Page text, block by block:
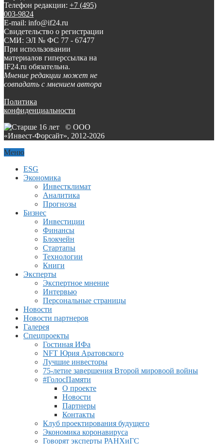
Телефон редакции: +7 (495)
003-9824
E-mail: info@if24.ru
Свидетельство о регистрации
СМИ: ЭЛ № ФС 77 - 67477
При использовании
материалов гиперссылка на
IF24.ru обязательна.
Мнение редакции может не
совпадать с мнением автора
Политика
конфиденциальности
© ООО
«Инвест-Форсайт», 2012-2026
Меню
ESG
Экономика
Инвестклимат
Аналитика
Прогнозы
Бизнес
Инвестиции
Финансы
Блокчейн
Стартапы
Технологии
Книги
Эксперты
Экспертное мнение
Интервью
Персональные страницы
Новости
Новости партнеров
Галерея
Спецпроекты
Гостиная ИФа
NFT Юрия Аратовского
Лучшие инвесторы
75-летие завершения Второй мировоой войны
#ГолосПамяти
О проекте
Новости
Партнеры
Контакты
Клуб проектирования будущего
Экономика коронавируса
Говорят эксперты РАНХиГС